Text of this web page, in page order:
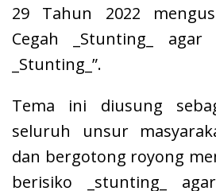
29 Tahun 2022
Cegah _Stunting_ agar
_Stunting_”.
Tema ini diusung
seluruh unsur
dan bergotong royong
berisiko _stunting_